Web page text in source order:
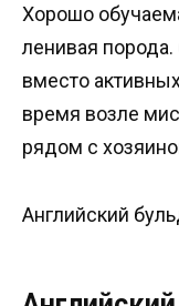
Хорошо
ленивая
вместо
время возле
рядом с
Английский